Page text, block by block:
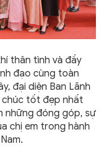
thân tình và đầy
đạo cùng toàn
đại diện Ban Lãnh
chúc tốt đẹp nhất
những đóng góp, sự
chị em trong hành